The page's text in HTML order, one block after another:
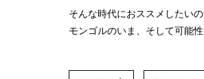
そんな時代におススメしたい
モンゴルのいま、そして可能